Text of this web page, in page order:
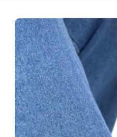
directamente
a la
información
del producto